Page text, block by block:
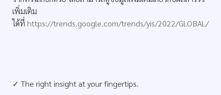
เพิ่มเติม
ได้ที่ https://trends.google.com/trends/yis/2022/GLOBAL/
✓ The right insight at your fingertips.